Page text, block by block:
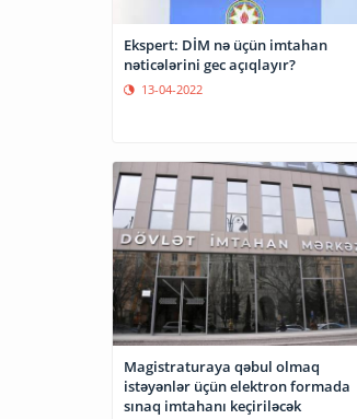
Ekspert: DİM nə üçün imtahan
nəticələrini gec açıqlayır?
13-04-2022
Magistraturaya qəbul olmaq
istəyənlər üçün elektron formada
sınaq imtahanı keçiriləcək